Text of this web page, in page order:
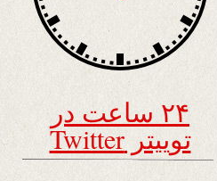
۲۴ ساعت در
توییتر Twitter